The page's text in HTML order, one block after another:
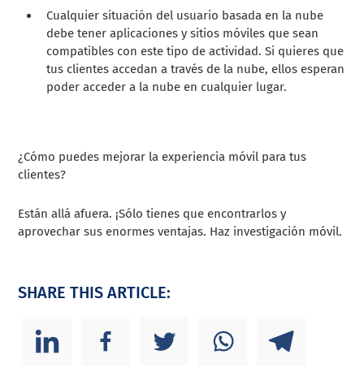
Cualquier situación del usuario basada en la nube
debe tener aplicaciones y sitios móviles que sean
compatibles con este tipo de actividad.Si quieres que
tus clientes accedan a través de la nube, ellos esperan
poder acceder a la nube en cualquier lugar.
¿Cómo puedes mejorar la experiencia móvil para tus
clientes?
Están allá afuera. ¡Sólo tienes que encontrarlos y
aprovechar sus enormes ventajas. Haz investigación móvil.
SHARE THIS ARTICLE: